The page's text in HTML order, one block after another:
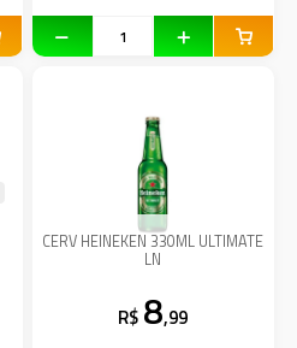
CERV HEINEKEN 330ML ULTIMATE
LN
R$ 8,99